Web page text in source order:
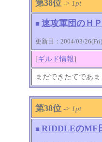
第38位 -> 1pt
■ 速攻軍団のＨＰ
更新日：2004/03/
[ギルド情報]
まだできたてであ
第38位 -> 1pt
■ RIDDLEのMF